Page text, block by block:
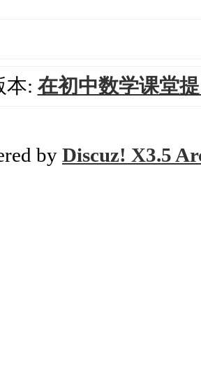
本: 在初中数学课堂
by Discuz! X3.5